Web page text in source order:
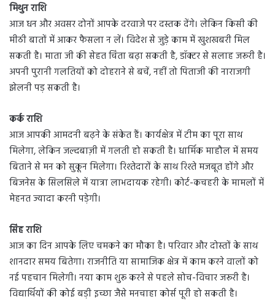
मिथुन राशि
आज धन और अवसर दोनों आपके दरवाजे पर दस्तक देंगे। लेकिन किसी की
मीठी बातों में आकर फैसला न लें। विदेश से जुड़े काम में खुशखबरी मिल
सकती है। माता जी की सेहत चिंता बढ़ा सकती है, डॉक्टर से सलाह जरूरी है।
अपनी पुरानी गलतियों को दोहराने से बचें, नहीं तो पिताजी की नाराजगी
झेलनी पड़ सकती है।
कर्क राशि
आज आपकी आमदनी बढ़ने के संकेत हैं। कार्यक्षेत्र में टीम का पूरा साथ
मिलेगा, लेकिन जल्दबाज़ी में गलती हो सकती है। धार्मिक माहौल में समय
बिताने से मन को सुकून मिलेगा। रिश्तेदारों के साथ रिश्ते मजबूत होंगे और
बिजनेस के सिलसिले में यात्रा लाभदायक रहेगी। कोर्ट-कचहरी के मामलों में
मेहनत ज्यादा करनी पड़ेगी।
सिंह राशि
आज का दिन आपके लिए चमकने का मौका है। परिवार और दोस्तों के साथ
शानदार समय बितेगा। राजनीति या सामाजिक क्षेत्र में काम करने वालों को
नई पहचान मिलेगी। नया काम शुरू करने से पहले सोच-विचार जरूरी है।
विद्यार्थियों की कोई बड़ी इच्छा जैसे मनचाहा कोर्स पूरी हो सकती है।